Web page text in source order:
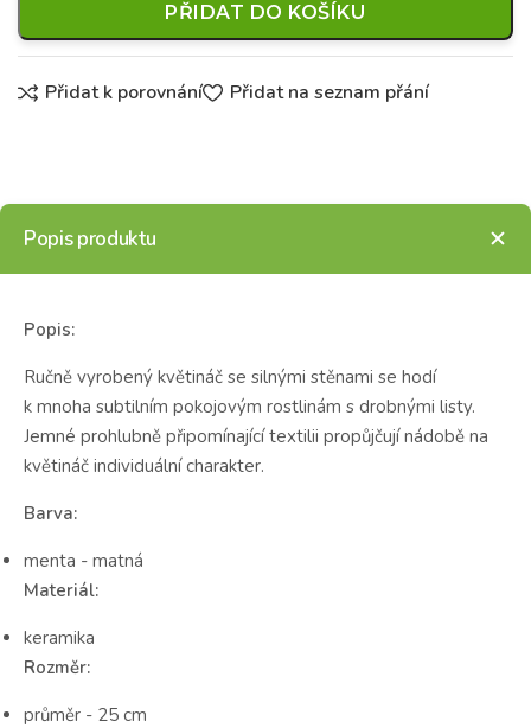
PŘIDAT DO KOŠÍKU
Přidat k porovnání Přidat na seznam přání
Popis produktu
Popis:
Ručně vyrobený květináč se silnými stěnami se hodí
k mnoha subtilním pokojovým rostlinám s drobnými listy.
Jemné prohlubně připomínající textilii propůjčují nádobě na
květináč individuální charakter.
Barva:
menta - matná
Materiál:
keramika
Rozměr:
průměr - 25 cm